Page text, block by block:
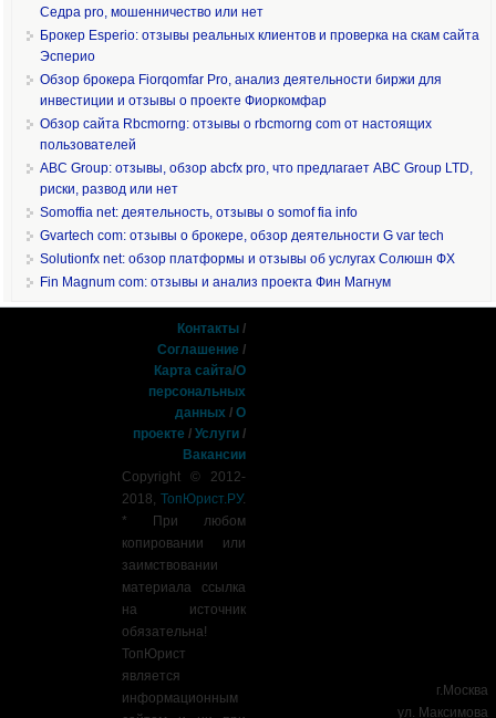
Седра pro, мошенничество или нет
Брокер Esperio: отзывы реальных клиентов и проверка на скам сайта
Эсперио
Обзор брокера Fiorqomfar Pro, анализ деятельности биржи для
инвестиции и отзывы о проекте Фиоркомфар
Обзор сайта Rbcmorng: отзывы о rbcmorng com от настоящих
пользователей
ABC Group: отзывы, обзор abcfx pro, что предлагает ABC Group LTD,
риски, развод или нет
Somoffia net: деятельность, отзывы о somof fia info
Gvartech com: отзывы о брокере, обзор деятельности G var tech
Solutionfx net: обзор платформы и отзывы об услугах Солюшн ФХ
Fin Magnum com: отзывы и анализ проекта Фин Магнум
Контакты /
Соглашение /
Карта сайта/О
персональных
данных /О
проекте /Услуги /
Вакансии
Copyright © 2012-
2018,ТопЮрист.РУ.
* При любом
копировании или
заимствовании
материала ссылка
на источник
обязательна!
ТопЮрист
является
информационным
г.Москва
ул. Максимова